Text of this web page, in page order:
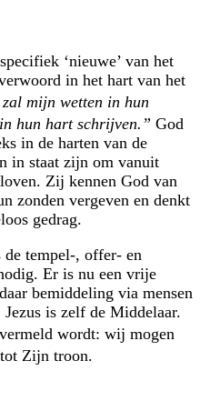
‘nieuwe’ van het
in het hart van het
mijn wetten in hun
hun hart schrijven.” God
in de harten van de
in staat zijn om vanuit
Zij kennen God van
zonden vergeven en denkt
gedrag.
tempel-, offer- en
Er is nu een vrije
bemiddeling via mensen
is zelf de Middelaar.
wordt: wij mogen
Zijn troon.